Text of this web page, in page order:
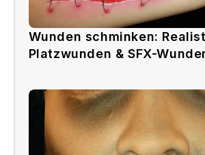
Wunden schminken:
Platzwunden & SFX-